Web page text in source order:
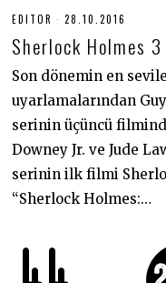
EDITOR 28.10.2016
.
6
2
0
2
0
Sherlock Holmes
Son dönemin en
uyarlamalarından
serinin üçüncü
Downey Jr. ve Jude
serinin ilk filmi
“Sherlock Holmes:…